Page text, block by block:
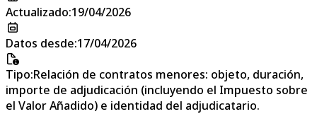
Actualizado:19/04/2026
Datos desde:17/04/2026
Tipo:Relación de contratos menores: objeto, duración,
importe de adjudicación (incluyendo el Impuesto sobre
el Valor Añadido) e identidad del adjudicatario.